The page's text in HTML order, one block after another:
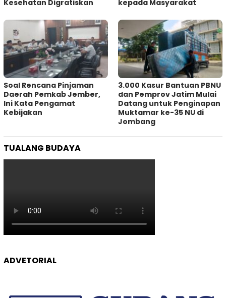
Kesehatan Digratiskan kepada Masyarakat
‎Soal Rencana Pinjaman
Daerah Pemkab Jember,
Ini Kata Pengamat
Kebijakan ‎
3.000 Kasur Bantuan PBNU
dan Pemprov Jatim Mulai
Datang untuk Penginapan
Muktamar ke-35 NU di
Jombang
TUALANG BUDAYA
ADVETORIAL